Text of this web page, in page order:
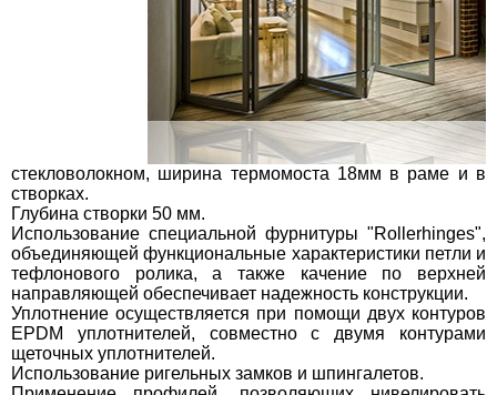
стекловолокном, ширина термомоста 18мм в раме и в
створках.
Глубина створки 50 мм.
Использование специальной фурнитуры "Rollerhinges",
объединяющей функциональные характеристики петли и
тефлонового ролика, а также качение по верхней
направляющей обеспечивает надежность конструкции.
Уплотнение осуществляется при помощи двух контуров
EPDM уплотнителей, совместно с двумя контурами
щеточных уплотнителей.
Использование ригельных замков и шпингалетов.